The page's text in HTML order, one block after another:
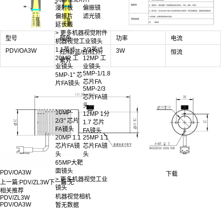
漫射板
偏振镜
偏振片
滤光镜
延长线
> 更多机器视觉附件
机器视觉工业镜头
1.1英寸
20MP 工
业镜头
2/3英寸
12MP 工
业镜头
5MP-1" 芯
片FA镜头
5MP-1/1.8
芯片FA
5MP-2/3
芯片FA镜
头
10MP-
2/3" 芯片
FA镜头
12MP 1分
1.7 芯片
FA镜头
20MP 1.1
芯片FA镜
头
25MP 1.1
芯片FA镜
头
65MP大靶
面镜头
> 更多机器视觉工业
镜头
机器视觉相机
暂无数据
型号 颜色 功率
电流
PDV/OA3W
红/绿/蓝/白/红外/
紫外
3W 恒流
PDV/OA3W
下载
上一篇:PDV/ZL3W下一篇:无
相关推荐
PDV/ZL3W
PDV/OA3W